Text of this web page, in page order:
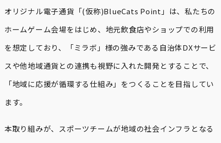
オリジナル電子通貨「(仮称)BlueCats Point」は、私たちの
ホームゲーム会場をはじめ、地元飲食店やショップでの利用
を想定しており、「ミラボ」様の強みである自治体DXサービ
スや他地域通貨との連携も視野に入れた開発とすることで、
「地域に応援が循環する仕組み」をつくることを目指してい
ます。
本取り組みが、スポーツチームが地域の社会インフラとなる